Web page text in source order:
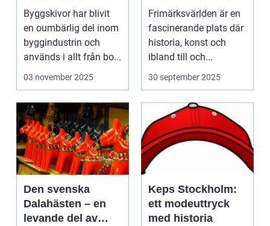
Byggskivor har blivit
en oumbärlig del inom
byggindustrin och
används i allt från bo...
03 november 2025
och samlande
Frimärksvärlden är en
fascinerande plats där
historia, konst och
ibland till och...
30 september 2025
Den svenska
Dalahästen – en
levande del av
Keps Stockholm:
ett modeuttryck
med historia